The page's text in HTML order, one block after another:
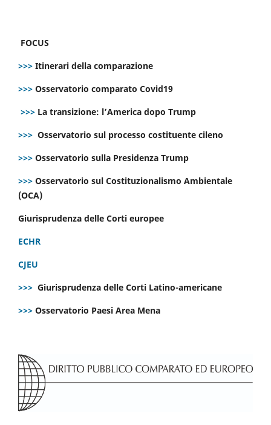
FOCUS
>>> Itinerari della comparazione
>>> Osservatorio comparato Covid19
>>> La transizione: l’America dopo Trump
>>> Osservatorio sul processo costituente cileno
>>> Osservatorio sulla Presidenza Trump
>>> Osservatorio sul Costituzionalismo Ambientale
(OCA)
Giurisprudenza delle Corti europee
ECHR
CJEU
>>> Giurisprudenza delle Corti Latino-americane
>>> Osservatorio Paesi Area Mena